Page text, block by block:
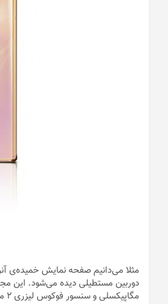
مگاپیکسلی و سنسور فوکوس لیزری ۲ مگاپیکسلی باشد.